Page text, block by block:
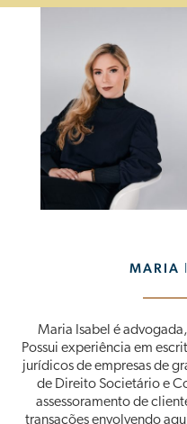
MARIA
Maria Isabel é
Possui experiência em
jurídicos de empresas de
de Direito Societário e
assessoramento de
transações envolvendo